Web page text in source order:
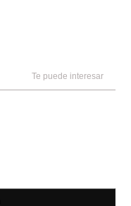
Te puede interesar